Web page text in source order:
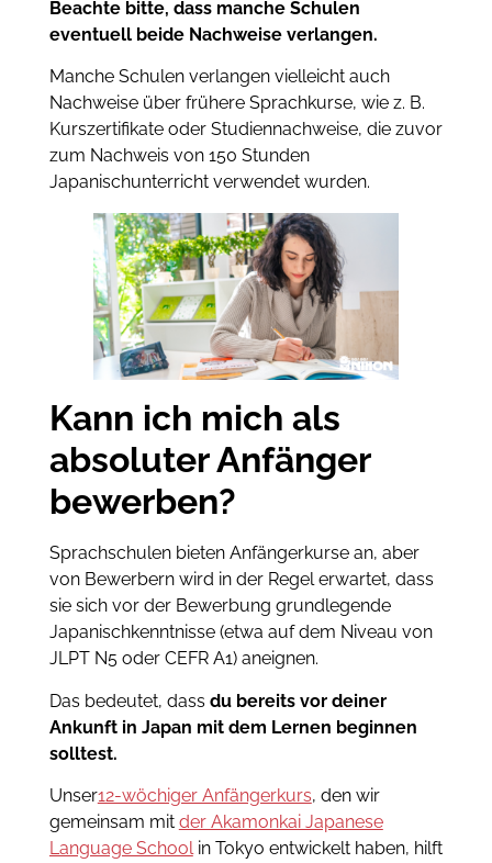
Beachte bitte, dass manche Schulen
eventuell beide Nachweise verlangen.
Manche Schulen verlangen vielleicht auch
Nachweise über frühere Sprachkurse, wie z. B.
Kurszertifikate oder Studiennachweise, die zuvor
zum Nachweis von 150 Stunden
Japanischunterricht verwendet wurden.
Kann ich mich als
absoluter Anfänger
bewerben?
Sprachschulen bieten Anfängerkurse an, aber
von Bewerbern wird in der Regel erwartet, dass
sie sich vor der Bewerbung grundlegende
Japanischkenntnisse (etwa auf dem Niveau von
JLPT N5 oder CEFR A1) aneignen.
Das bedeutet, dass du bereits vor deiner
Ankunft in Japan mit dem Lernen beginnen
solltest.
Unser12-wöchiger Anfängerkurs, den wir
gemeinsam mit der Akamonkai Japanese
Language Schoolin Tokyo entwickelt haben, hilft